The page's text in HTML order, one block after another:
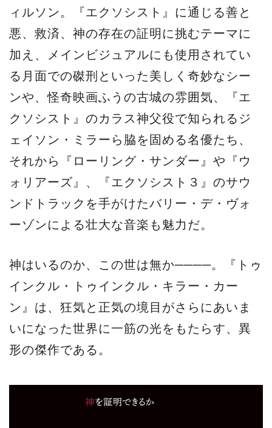
ィルソン。『エクソシスト』に通じる善と
悪、救済、神の存在の証明に挑むテーマに
加え、メインビジュアルにも使用されてい
る月面での磔刑といった美しく奇妙なシー
ンや、怪奇映画ふうの古城の雰囲気、『エ
クソシスト』のカラス神父役で知られるジ
ェイソン・ミラーら脇を固める名優たち、
それから『ローリング・サンダー』や『ウ
ォリアーズ』、『エクソシスト３』のサウ
ンドトラックを手がけたバリー・デ・ヴォ
ーゾンによる壮大な音楽も魅力だ。
神はいるのか、この世は無か────。『トゥ
インクル・トゥインクル・キラー・カー
ン』は、狂気と正気の境目がさらにあいま
いになった世界に一筋の光をもたらす、異
形の傑作である。